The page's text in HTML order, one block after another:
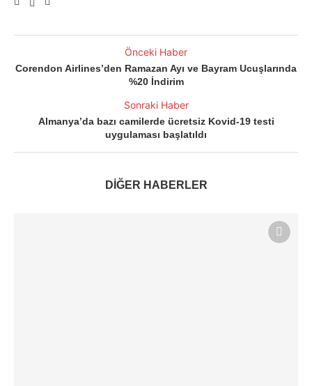
Önceki Haber
Corendon Airlines’den Ramazan Ayı ve Bayram Ucuşlarında
%20 İndirim
Sonraki Haber
Almanya’da bazı camilerde ücretsiz Kovid-19 testi
uygulaması başlatıldı
DİĞER HABERLER